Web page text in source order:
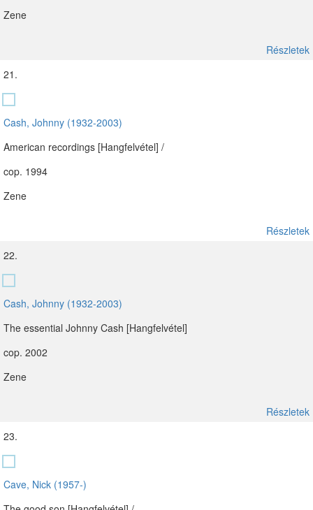
Zene
Részletek
21.
Cash, Johnny (1932-2003)
American recordings [Hangfelvétel] /
cop. 1994
Zene
Részletek
22.
Cash, Johnny (1932-2003)
The essential Johnny Cash [Hangfelvétel]
cop. 2002
Zene
Részletek
23.
Cave, Nick (1957-)